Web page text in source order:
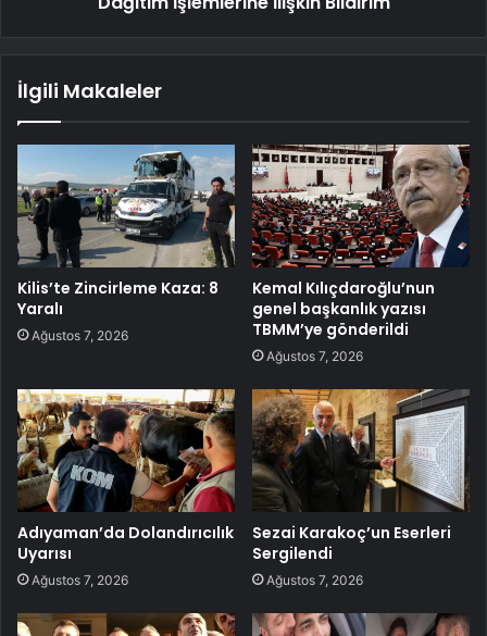
İlgili Makaleler
Kilis’te Zincirleme Kaza: 8
Yaralı
Ağustos 7, 2026
Kemal Kılıçdaroğlu’nun
genel başkanlık yazısı
TBMM’ye gönderildi
Ağustos 7, 2026
Adıyaman’da Dolandırıcılık
Uyarısı
Ağustos 7, 2026
Sezai Karakoç’un Eserleri
Sergilendi
Ağustos 7, 2026